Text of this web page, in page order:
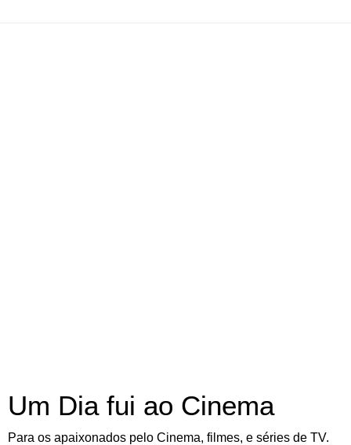
Um Dia fui ao Cinema
Para os apaixonados pelo Cinema, filmes, e séries de TV.